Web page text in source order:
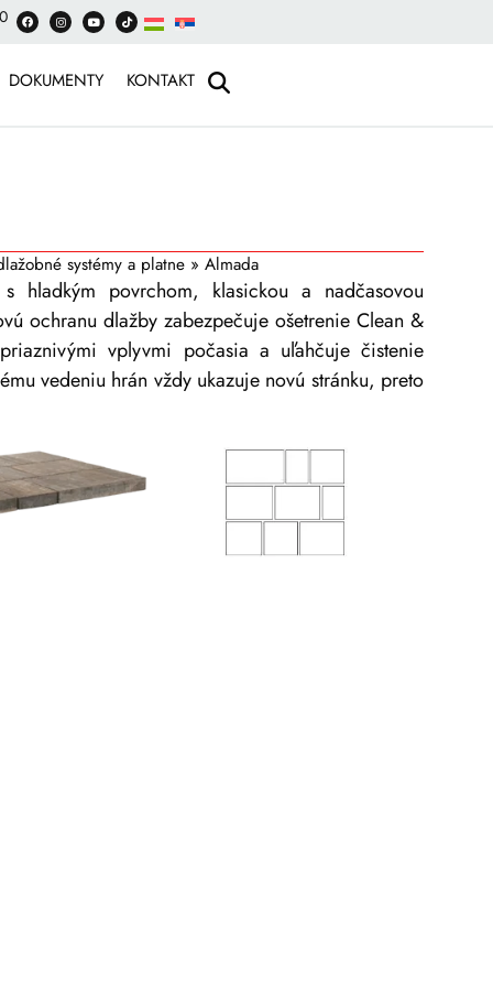
DOKUMENTY KONTAKT
systémy a platne» Almada
hladkým povrchom, klasickou a nadčasovou
ochranu dlažby zabezpečuje ošetrenie Clean &
vplyvmi počasia a uľahčuje čistenie
vedeniu hrán vždy ukazuje novú stránku, preto